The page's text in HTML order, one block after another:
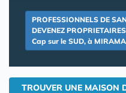
PROFESSIONNELS DE
DEVENEZ
Cap sur le SUD, à
TROUVER UNE MAISON